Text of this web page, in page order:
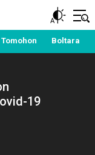
Politik,
Nasional
Tomohon Boltara
19